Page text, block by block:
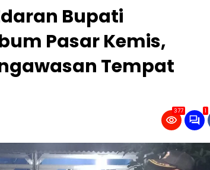
Bupati
Pasar Kemis,
Tempat
377 1